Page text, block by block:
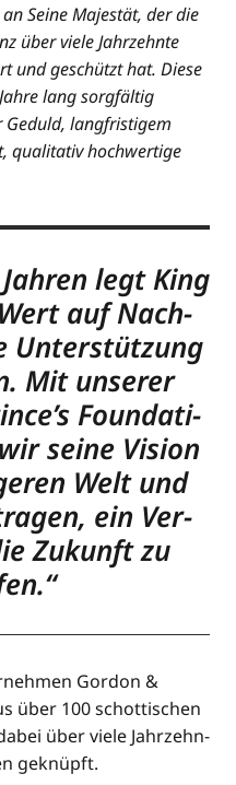
Sei­ne Majes­tät, der die
über vie­le Jahr­zehn­te
und geschützt hat. Die­se
lang sorg­fäl­tig
lang­fris­ti­gem
qua­li­ta­tiv hoch­wer­ti­ge
legt King
auf Nach­
Unter­stüt­zung
Mit unse­rer
Foun­da­ti­
sei­ne Visi­on
Welt und
ein Ver­
Zukunft zu
Gor­don &
über 100 schot­ti­schen
über vie­le Jahr­zehn­
geknüpft.